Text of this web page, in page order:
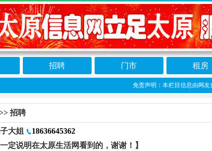
招聘 门市 租房
免责声明：本栏目信息由网友自
招聘
大姐
18636645362
定说明在太原生活网看到的，谢谢！】